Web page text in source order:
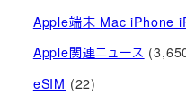
Apple端末 Mac iPhone
Apple関連ニュース
eSIM (22)